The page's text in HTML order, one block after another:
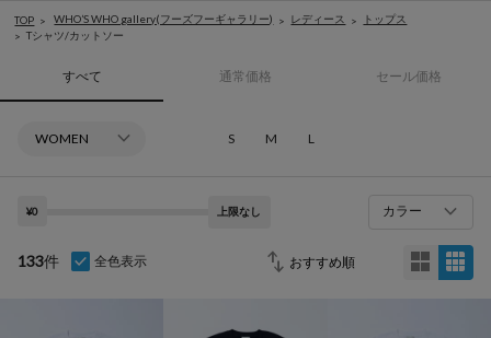
TOP WHO’S WHO gallery(フーズフーギャラリー) レディース
トップス
Tシャツ/カットソー
すべて 通常価格 セール価格
S M L
¥0 上限なし カラー
133件 全色表示